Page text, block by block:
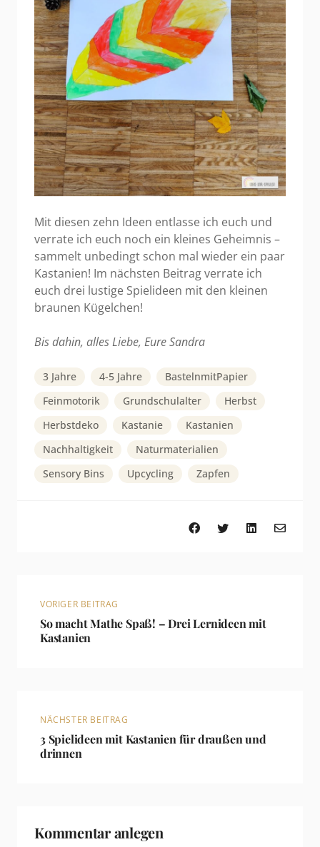
Mit diesen zehn Ideen entlasse ich euch und
verrate ich euch noch ein kleines Geheimnis –
sammelt unbedingt schon mal wieder ein paar
Kastanien! Im nächsten Beitrag verrate ich
euch drei lustige Spielideen mit den kleinen
braunen Kügelchen!
Bis dahin, alles Liebe, Eure Sandra
3 Jahre 4-5 Jahre
BastelnmitPapier
Feinmotorik
Grundschulalter
Herbst
Herbstdeko
Kastanie
Kastanien
Nachhaltigkeit
Naturmaterialien
Sensory Bins
Upcycling Zapfen
VORIGER BEITRAG
So macht Mathe Spaß! – Drei Lernideen mit
Kastanien
NÄCHSTER BEITRAG
3 Spielideen mit Kastanien für draußen und
drinnen
Kommentar anlegen